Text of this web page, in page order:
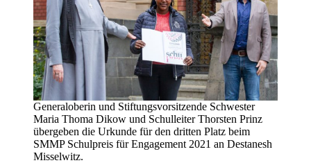
Generaloberin und Stiftungsvorsitzende Schwester
Maria Thoma Dikow und Schulleiter Thorsten Prinz
übergeben die Urkunde für den dritten Platz beim
SMMP Schulpreis für Engagement 2021 an Destanesh
Misselwitz.